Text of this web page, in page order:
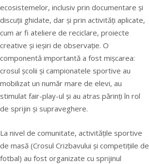
ecosistemelor, inclusiv prin documentare și
discuții ghidate, dar și prin activități aplicate,
cum ar fi ateliere de reciclare, proiecte
creative și ieșiri de observație. O
componentă importantă a fost mișcarea:
crosul școlii și campionatele sportive au
mobilizat un număr mare de elevi, au
stimulat fair-play-ul și au atras părinți în rol
de sprijin și supraveghere.
La nivel de comunitate, activitățile sportive
de masă (Crosul Crizbavului și competițiile de
fotbal) au fost organizate cu sprijinul